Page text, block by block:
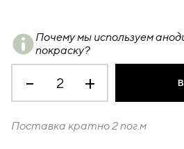
Почему мы используем
покраску?
+
-
товара
Универсальный
D004.1
Поставка кратно2пог.м